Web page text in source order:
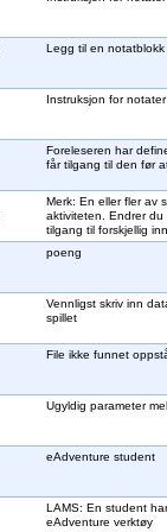
Legg til en
Instruksjon for notater
Foreleseren har
får tilgang til den før
Merk: En eller fler av
aktiviteten. Endrer
tilgang til forskjellig
poeng
Vennligst skriv inn
spillet
File ikke funnet
Ugyldig parameter
eAdventure student
LAMS: En student
eAdventure verktøy